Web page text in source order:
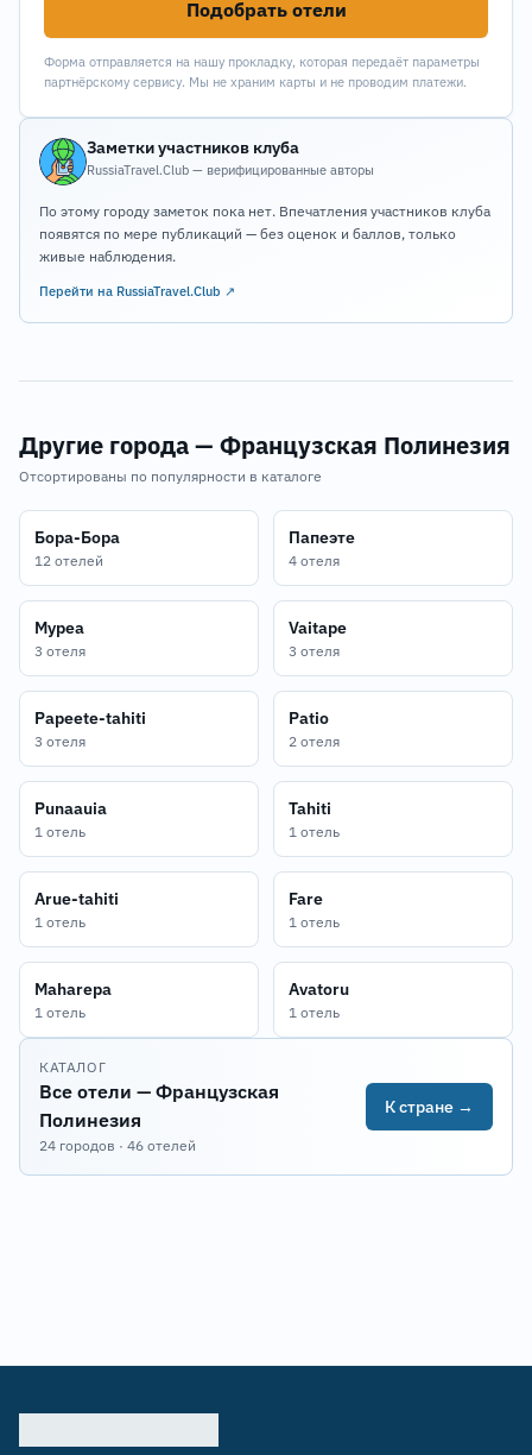
Подобрать отели
Форма отправляется на нашу прокладку, которая передаёт параметры
партнёрскому сервису. Мы не храним карты и не проводим платежи.
Заметки участников клуба
RussiaTravel.Club — верифицированные авторы
По этому городу заметок пока нет. Впечатления участников клуба
появятся по мере публикаций — без оценок и баллов, только
живые наблюдения.
Перейти на RussiaTravel.Club ↗
Другие города — Французская Полинезия
Отсортированы по популярности в каталоге
Бора-Бора
12 отелей
Папеэте
4 отеля
Муреа
3 отеля
Vaitape
3 отеля
Papeete-tahiti
3 отеля
Patio
2 отеля
Punaauia
1 отель
Tahiti
1 отель
Arue-tahiti
1 отель
Fare
1 отель
Maharepa
1 отель
Avatoru
1 отель
КАТАЛОГ
Все отели — Французская
Полинезия
24 городов · 46 отелей
К стране →